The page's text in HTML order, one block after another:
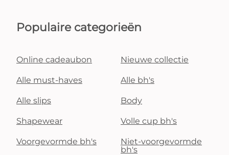
Populaire categorieën
Online cadeaubon Nieuwe collectie
Alle must-haves Alle bh's
Alle slips Body
Shapewear Volle cup bh's
Voorgevormde bh's
Niet-voorgevormde
bh's